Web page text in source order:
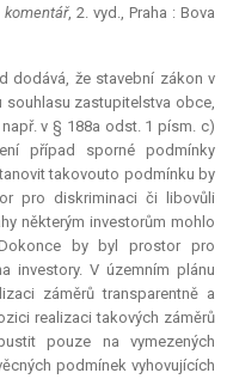
komentář, 2. vyd., Praha : Bova
dodává, že stavební zákon v
zastupitelstva obce,
v § 188a odst. 1 písm. c)
případ sporné podmínky
takovouto podmínku by
pro diskriminaci či libovůli
některým investorům mohlo
by byl prostor pro
investory. V územním plánu
záměrů transparentně a
realizaci takových záměrů
pouze na vymezených
podmínek vyhovujících